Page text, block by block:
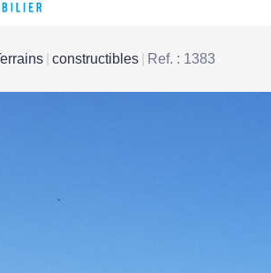
constructibles Ref. : 1383